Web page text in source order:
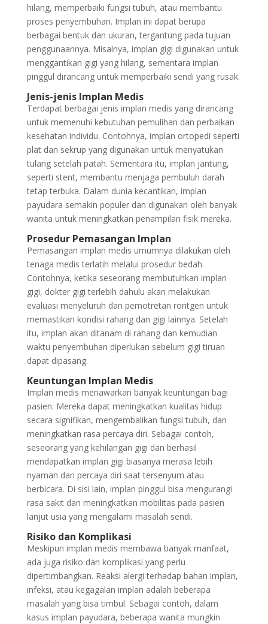
hilang, memperbaiki fungsi tubuh, atau membantu
proses penyembuhan. Implan ini dapat berupa
berbagai bentuk dan ukuran, tergantung pada tujuan
penggunaannya. Misalnya, implan gigi digunakan untuk
menggantikan gigi yang hilang, sementara implan
pinggul dirancang untuk memperbaiki sendi yang rusak.
Jenis-jenis Implan Medis
Terdapat berbagai jenis implan medis yang dirancang
untuk memenuhi kebutuhan pemulihan dan perbaikan
kesehatan individu. Contohnya, implan ortopedi seperti
plat dan sekrup yang digunakan untuk menyatukan
tulang setelah patah. Sementara itu, implan jantung,
seperti stent, membantu menjaga pembuluh darah
tetap terbuka. Dalam dunia kecantikan, implan
payudara semakin populer dan digunakan oleh banyak
wanita untuk meningkatkan penampilan fisik mereka.
Prosedur Pemasangan Implan
Pemasangan implan medis umumnya dilakukan oleh
tenaga medis terlatih melalui prosedur bedah.
Contohnya, ketika seseorang membutuhkan implan
gigi, dokter gigi terlebih dahulu akan melakukan
evaluasi menyeluruh dan pemotretan rontgen untuk
memastikan kondisi rahang dan gigi lainnya. Setelah
itu, implan akan ditanam di rahang dan kemudian
waktu penyembuhan diperlukan sebelum gigi tiruan
dapat dipasang.
Keuntungan Implan Medis
Implan medis menawarkan banyak keuntungan bagi
pasien. Mereka dapat meningkatkan kualitas hidup
secara signifikan, mengembalikan fungsi tubuh, dan
meningkatkan rasa percaya diri. Sebagai contoh,
seseorang yang kehilangan gigi dan berhasil
mendapatkan implan gigi biasanya merasa lebih
nyaman dan percaya diri saat tersenyum atau
berbicara. Di sisi lain, implan pinggul bisa mengurangi
rasa sakit dan meningkatkan mobilitas pada pasien
lanjut usia yang mengalami masalah sendi.
Risiko dan Komplikasi
Meskipun implan medis membawa banyak manfaat,
ada juga risiko dan komplikasi yang perlu
dipertimbangkan. Reaksi alergi terhadap bahan implan,
infeksi, atau kegagalan implan adalah beberapa
masalah yang bisa timbul. Sebagai contoh, dalam
kasus implan payudara, beberapa wanita mungkin